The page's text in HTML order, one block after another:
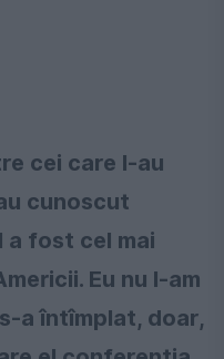
cei care l-au
cunoscut
fost cel mai
Eu nu l-am
a întîmplat, doar,